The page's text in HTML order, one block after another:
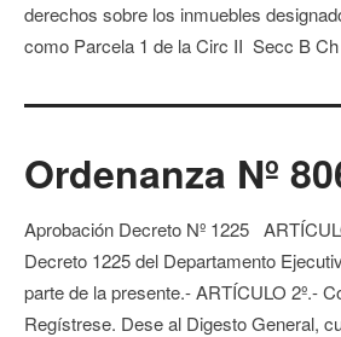
derechos sobre los inmuebles
como Parcela 1 de la Circ II Secc B
Ordenanza Nº
Aprobación Decreto Nº 1225
Decreto 1225 del Departamento
parte de la presente.- ARTÍCULO 2º.-
Regístrese. Dese al Digesto General,